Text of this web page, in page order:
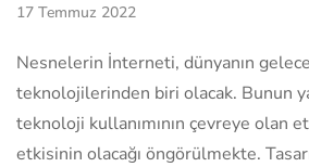
17 Temmuz 2022
Nesnelerin İnterneti, dünyanın
teknolojilerinden biri olacak. Bunun
teknoloji kullanımının çevreye olan
etkisinin olacağı öngörülmekte.